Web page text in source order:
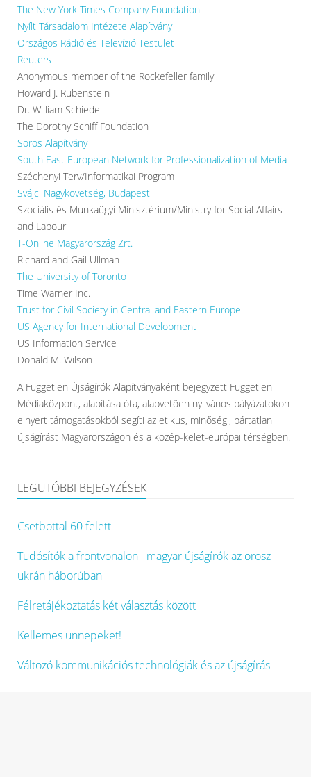
The New York Times Company Foundation
Nyílt Társadalom Intézete Alapítvány
Országos Rádió és Televízió Testület
Reuters
Anonymous member of the Rockefeller family
Howard J. Rubenstein
Dr. William Schiede
The Dorothy Schiff Foundation
Soros Alapítvány
South East European Network for Professionalization of Media
Széchenyi Terv/Informatikai Program
Svájci Nagykövetség, Budapest
Szociális és Munkaügyi Minisztérium/Ministry for Social Affairs
and Labour
T-Online Magyarország Zrt.
Richard and Gail Ullman
The University of Toronto
Time Warner Inc.
Trust for Civil Society in Central and Eastern Europe
US Agency for International Development
US Information Service
Donald M. Wilson
A Független Újságírók Alapítványaként bejegyzett Független
Médiaközpont, alapítása óta, alapvetően nyilvános pályázatokon
elnyert támogatásokból segíti az etikus, minőségi, pártatlan
újságírást Magyarországon és a közép-kelet-európai térségben.
LEGUTÓBBI BEJEGYZÉSEK
Csetbottal 60 felett
Tudósítók a frontvonalon –magyar újságírók az orosz-
ukrán háborúban
Félretájékoztatás két választás között
Kellemes ünnepeket!
Változó kommunikációs technológiák és az újságírás